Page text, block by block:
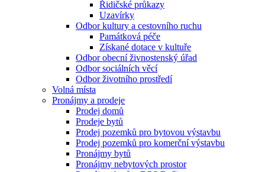
Řidičské průkazy
Uzavírky
Odbor kultury a cestovního ruchu
Památková péče
Získané dotace v kultuře
Odbor obecní živnostenský úřad
Odbor sociálních věcí
Odbor životního prostředí
Volná místa
Pronájmy a prodeje
Prodej domů
Prodeje bytů
Prodej pozemků pro bytovou výstavbu
Prodej pozemků pro komerční výstavbu
Pronájmy bytů
Pronájmy nebytových prostor